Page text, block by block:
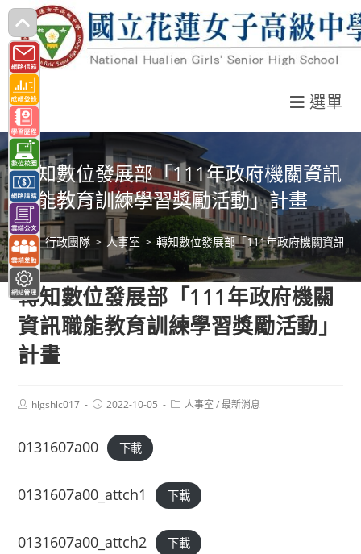
跳
轉
至
主
要
內
容
選單
轉知數位發展部「111年政府機關資訊
職能教育訓練學習獎勵活動」計畫
> 行政團隊 > 人事室 > 轉知數位發展部「111年政府機關資訊
轉知數位發展部「111年政府機關
資訊職能教育訓練學習獎勵活動」
計畫
Posthlgshlc017
Post2022-10-05
Post人事室 / 最新消息
0131607a00 下載
0131607a00_attch1 下載
0131607a00_attch2 下載